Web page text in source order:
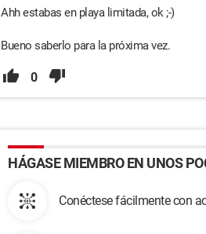
Ahh estabas en playa limitada, ok ;-)
Bueno saberlo para la próxima vez.
0
HÁGASE MIEMBRO EN UNOS
Conéctese fácilmente con